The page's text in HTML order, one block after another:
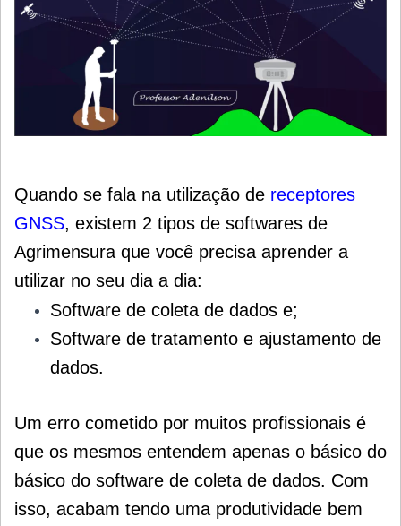
Quando se fala na utilização de receptores
GNSS, existem 2 tipos de softwares de
Agrimensura que você precisa aprender a
utilizar no seu dia a dia:
Software de coleta de dados e;
Software de tratamento e ajustamento de
dados.
Um erro cometido por muitos profissionais é
que os mesmos entendem apenas o básico do
básico do software de coleta de dados. Com
isso, acabam tendo uma produtividade bem